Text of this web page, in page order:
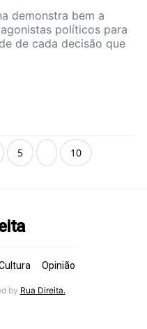
demonstra bem a
políticos para
de cada decisão que
5 10
Opinião
by Rua Direita.